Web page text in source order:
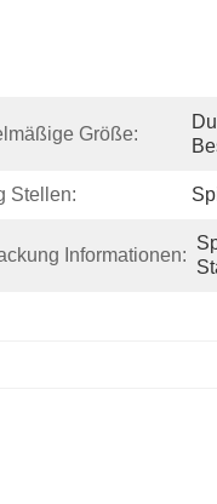
Größe:
Stellen:
Informationen: